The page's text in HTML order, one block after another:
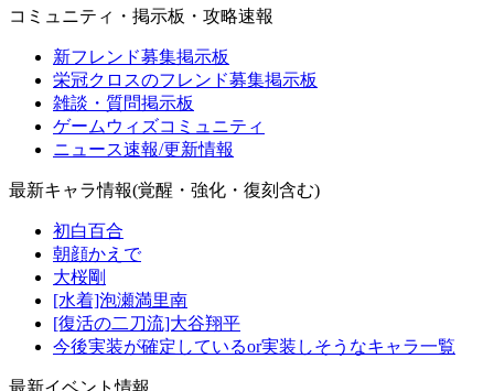
コミュニティ・掲示板・攻略速報
新フレンド募集掲示板
栄冠クロスのフレンド募集掲示板
雑談・質問掲示板
ゲームウィズコミュニティ
ニュース速報/更新情報
最新キャラ情報(覚醒・強化・復刻含む)
初白百合
朝顔かえで
大桜剛
[水着]泡瀬満里南
[復活の二刀流]大谷翔平
今後実装が確定しているor実装しそうなキャラ一覧
最新イベント情報